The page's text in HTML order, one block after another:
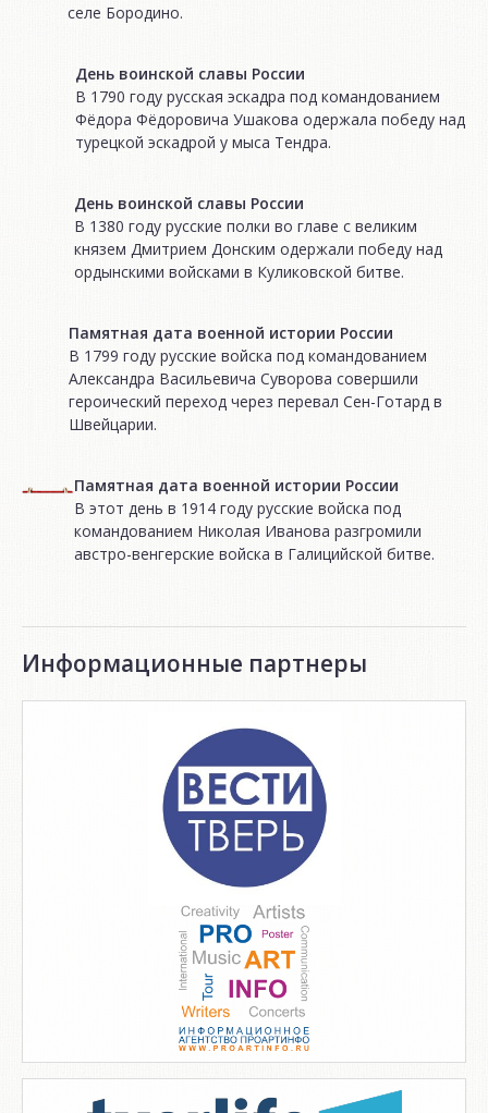
селе Бородино.
День воинской славы России
В 1790 году русская эскадра под командованием
Фёдора Фёдоровича Ушакова одержала победу над
турецкой эскадрой у мыса Тендра.
День воинской славы России
В 1380 году русские полки во главе с великим
князем Дмитрием Донским одержали победу над
ордынскими войсками в Куликовской битве.
Памятная дата военной истории России
В 1799 году русские войска под командованием
Александра Васильевича Суворова совершили
героический переход через перевал Сен-Готард в
Швейцарии.
Памятная дата военной истории России
В этот день в 1914 году русские войска под
командованием Николая Иванова разгромили
австро-венгерские войска в Галицийской битве.
Информационные партнеры